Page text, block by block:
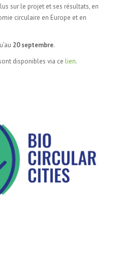
sur le projet et ses résultats, en
circulaire en Europe et en
20 septembre.
disponibles via ce lien.